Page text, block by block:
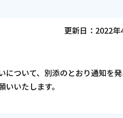
更新日：2022年
について、別添のとおり通知を
いたします。